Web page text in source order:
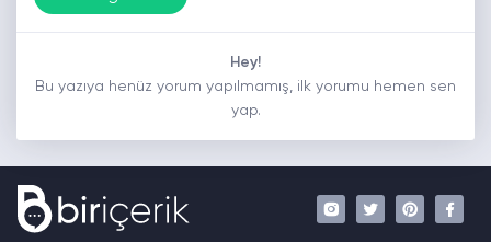
Hey!
Bu yazıya henüz yorum yapılmamış, ilk yorumu hemen sen
yap.